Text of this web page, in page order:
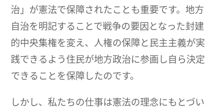
治」が憲法で保障されたことも重要です。地方
自治を明記することで戦争の要因となった封建
的中央集権を変え、人権の保障と民主主義が実
践できるよう住民が地方政治に参画し自ら決定
できることを保障したのです。
しかし、私たちの仕事は憲法の理念にもとづい